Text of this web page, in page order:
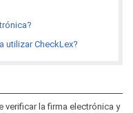
utilizar CheckLex?
verificar la firma electrónica y